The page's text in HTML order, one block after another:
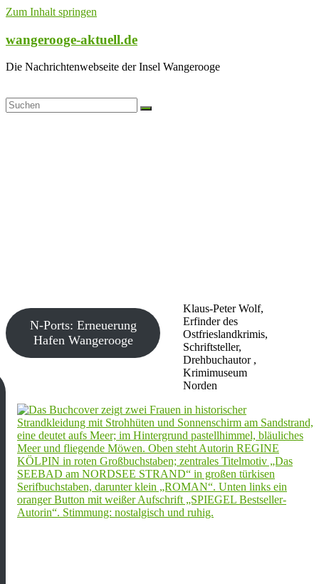
Zum Inhalt springen
wangerooge-aktuell.de
Die Nachrichtenwebseite der Insel Wangerooge
Klaus-Peter Wolf,
Erfinder des
Ostfrieslandkrimis,
Schriftsteller,
Drehbuchautor ,
Krimimuseum
Norden
N-Ports: Erneuerung
Hafen Wangerooge